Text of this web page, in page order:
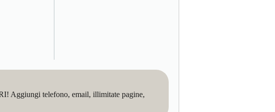
Aggiungi telefono, email, illimitate pagine,